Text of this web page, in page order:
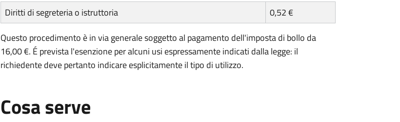
Diritti di segreteria o istruttoria
0,52 €
Questo procedimento è in via generale soggetto al pagamento dell'imposta di bollo da
16,00 €. É prevista l'esenzione per alcuni usi espressamente indicati dalla legge: il
richiedente deve pertanto indicare esplicitamente il tipo di utilizzo.
Cosa serve